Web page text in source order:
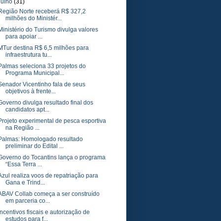
(31)
Norte receberá R$ 327,2
milhões do Ministér...
do Turismo divulga valores
para apoiar ...
destina R$ 6,5 milhões para
infraestrutura tu...
seleciona 33 projetos do
Programa Municipal...
Vicentinho fala de seus
objetivos à frente...
divulga resultado final dos
candidatos apt...
experimental de pesca esportiva
na Região ...
Homologado resultado
preliminar do Edital ...
do Tocantins lança o programa
“Essa Terra ...
realiza voos de repatriação para
Gana e Trind...
Collab começa a ser construído
em parceria co...
fiscais e autorização de
estudos para f...